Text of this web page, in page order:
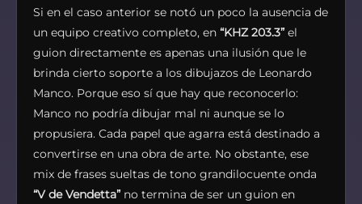
Si en el caso anterior se notó un poco la ausencia de
un equipo creativo completo, en “KHZ 203.3” el
guion directamente es apenas una ilusión que le
brinda cierto soporte a los dibujazos de Leonardo
Manco. Porque eso sí que hay que reconocerlo:
Manco no podría dibujar mal ni aunque se lo
propusiera. Cada papel que agarra está destinado a
convertirse en una obra de arte. No obstante, ese
mix de frases sueltas de tono grandilocuente onda
“V de Vendetta” no termina de ser un guion en